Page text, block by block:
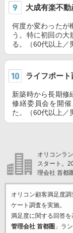
大成有楽不動
何度か変わったが
う。特に初回の大
る。（60代以上／
ライフポート
新築時から長期修
修繕委員会を開
た。（60代以上／
オリコンラ
スタート。
理会社 首都
オリコン顧客満足度
ケート調査を実施。
満足度に関する回答
管理会社 首都圏 」ラ